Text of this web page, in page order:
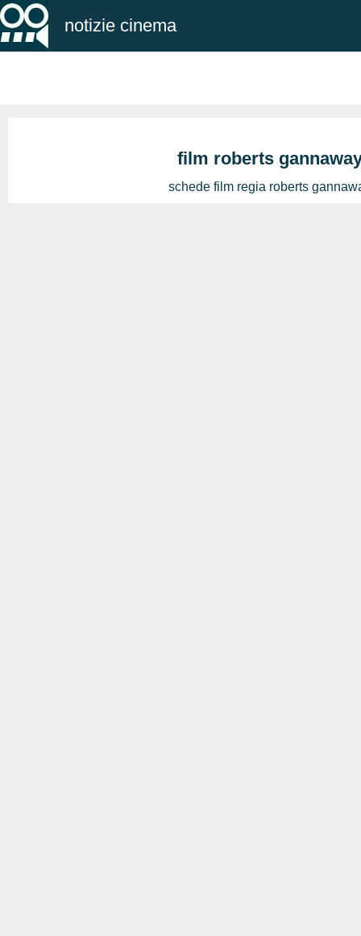
notizie cinema
film roberts
schede film regia roberts